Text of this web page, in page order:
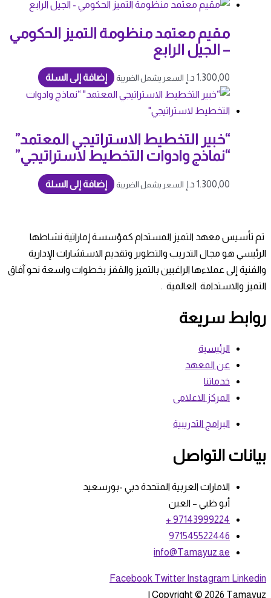
مقيم معتمد منظومة التميز الحكومي
– الجيل الرابع
1.300,00 د.إ السعر يشمل الضريبة إضافة إلى السلة
“خبير التخطيط الاستراتيجي المعتمد”
“نماذج وادوات التخطيط لاستراتيجي”
1.300,00 د.إ السعر يشمل الضريبة إضافة إلى السلة
تم تأسيس معهد التميز المستدام كمؤسسة إماراتية نشاطها
الرئيسي هو مجال التدريب والتطوير وتقديم الاستشارات الإدارية
والفنية إلى عملاءها الراغبين بالتميز والقفز بخطوات واسعة نحو آفاق
التميز والاستدامة العالمية .
روابط سريعة
الرئيسية
عن المعهد
خدماتنا
المركز الاعلامى
البرامج التدريبية
بيانات التواصل
الامارات العربية المتحدة دبي -بورسعيد
أبو ظبي – العين
97143999224 +
971545522446
info@Tamayuz.ae
Facebook Twitter Instagram Linkedin
Copyright © 2026 Tamayuz |